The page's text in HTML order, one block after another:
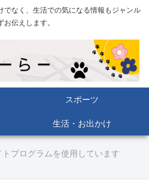
でなく、生活での気になる情報もジャンル
お伝えします。
スポーツ
生活・お出かけ
プログラムを使用しています